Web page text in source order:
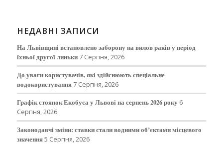
НЕДАВНІ ЗАПИСИ
На Львівщині встановлено заборону на вилов раків у період
їхньої другої линьки 7 Серпня, 2026
До уваги користувачів, які здійснюють спеціальне
водокористування 7 Серпня, 2026
Графік стоянок Екобуса у Львові на серпень 2026 року 6
Серпня, 2026
Законодавчі зміни: ставки стали водними об’єктами місцевого
значення5 Серпня, 2026